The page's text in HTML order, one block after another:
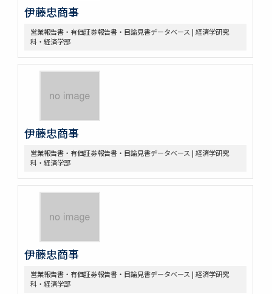
伊藤忠商事
営業報告書・有価証券報告書・目論見書データベース | 経済学研究
科・経済学部
伊藤忠商事
営業報告書・有価証券報告書・目論見書データベース | 経済学研究
科・経済学部
伊藤忠商事
営業報告書・有価証券報告書・目論見書データベース | 経済学研究
科・経済学部